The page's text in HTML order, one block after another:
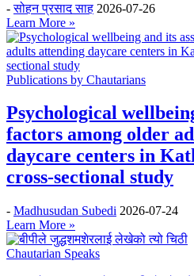
-सोहन प्रसाद साह 2026-07-26
Learn More »
Publications by Chautarians
Psychological
factors among older
daycare centers in
cross-sectional study
- Madhusudan Subedi 2026-07-24
Learn More »
Chautarian Speaks